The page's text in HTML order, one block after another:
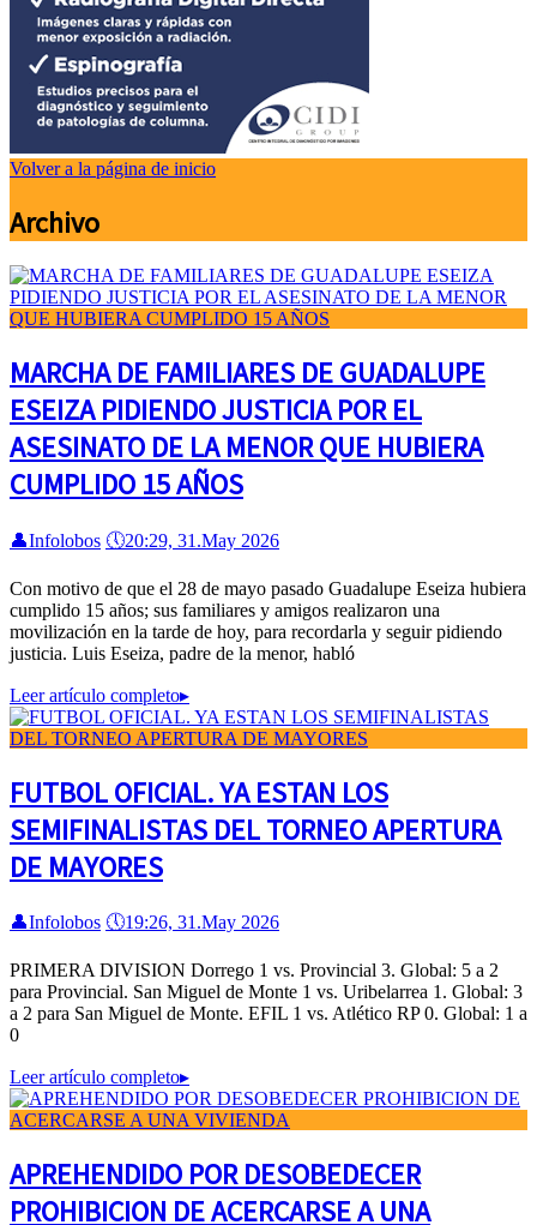
Volver a la página de inicio
Archivo
MARCHA DE FAMILIARES DE GUADALUPE
ESEIZA PIDIENDO JUSTICIA POR EL
ASESINATO DE LA MENOR QUE HUBIERA
CUMPLIDO 15 AÑOS
👤Infolobos 🕔20:29, 31.May 2026
Con motivo de que el 28 de mayo pasado Guadalupe Eseiza hubiera
cumplido 15 años; sus familiares y amigos realizaron una
movilización en la tarde de hoy, para recordarla y seguir pidiendo
justicia. Luis Eseiza, padre de la menor, habló
Leer artículo completo▸
FUTBOL OFICIAL. YA ESTAN LOS
SEMIFINALISTAS DEL TORNEO APERTURA
DE MAYORES
👤Infolobos 🕔19:26, 31.May 2026
PRIMERA DIVISION Dorrego 1 vs. Provincial 3. Global: 5 a 2
para Provincial. San Miguel de Monte 1 vs. Uribelarrea 1. Global: 3
a 2 para San Miguel de Monte. EFIL 1 vs. Atlético RP 0. Global: 1 a
0
Leer artículo completo▸
APREHENDIDO POR DESOBEDECER
PROHIBICION DE ACERCARSE A UNA